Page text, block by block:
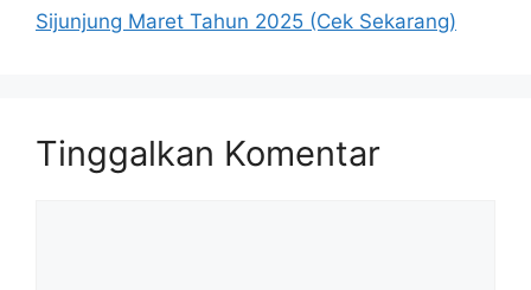
Sijunjung Maret Tahun 2025 (Cek Sekarang)
Tinggalkan Komentar